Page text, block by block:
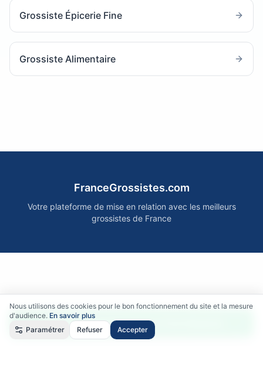
Nous utilisons des cookies pour le bon fonctionnement du site et la mesure
d'audience. En savoir plus
Paramétrer
Refuser Accepter
Grossiste Épicerie Fine
Grossiste Alimentaire
Accéder gratuitement aux fournisseurs
FranceGrossistes.com
Votre plateforme de mise en relation avec les meilleurs
grossistes de France